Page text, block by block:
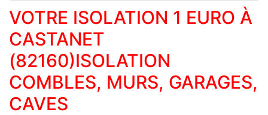
VOTRE ISOLATION 1 EURO À
CASTANET
(82160)ISOLATION
COMBLES, MURS, GARAGES,
CAVES